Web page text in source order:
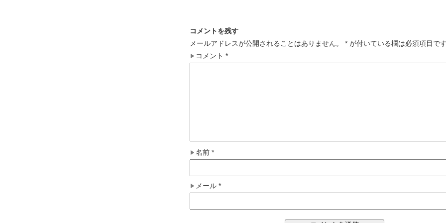
コメントを残す
メールアドレスが公開されることはありません。
*が付いている欄は必須項目で
コメント *
名前 *
メール *